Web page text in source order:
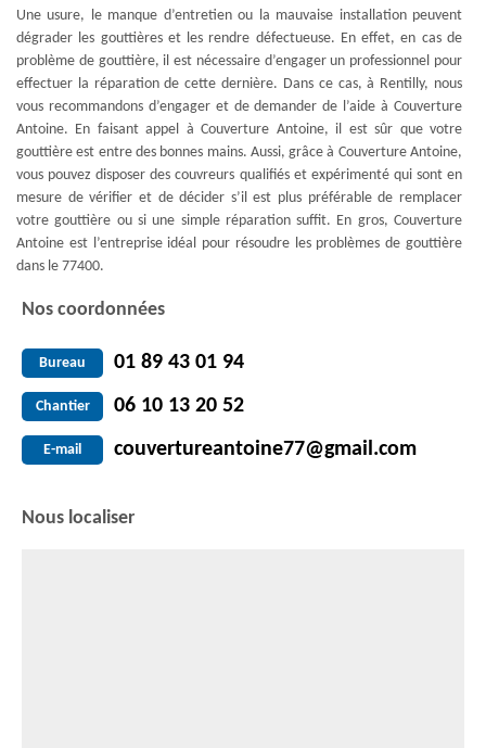
Une usure, le manque d’entretien ou la mauvaise installation peuvent
dégrader les gouttières et les rendre défectueuse. En effet, en cas de
problème de gouttière, il est nécessaire d’engager un professionnel pour
effectuer la réparation de cette dernière. Dans ce cas, à Rentilly, nous
vous recommandons d’engager et de demander de l’aide à Couverture
Antoine. En faisant appel à Couverture Antoine, il est sûr que votre
gouttière est entre des bonnes mains. Aussi, grâce à Couverture Antoine,
vous pouvez disposer des couvreurs qualifiés et expérimenté qui sont en
mesure de vérifier et de décider s’il est plus préférable de remplacer
votre gouttière ou si une simple réparation suffit. En gros, Couverture
Antoine est l’entreprise idéal pour résoudre les problèmes de gouttière
dans le 77400.
Nos coordonnées
Bureau 01 89 43 01 94
Chantier 06 10 13 20 52
E-mail couvertureantoine77@gmail.com
Nous localiser